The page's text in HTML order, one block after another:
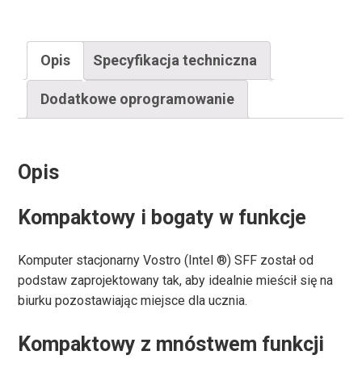
Opis Specyfikacja techniczna
Dodatkowe oprogramowanie
Opis
Kompaktowy i bogaty w funkcje
Komputer stacjonarny Vostro (Intel ®) SFF został od
podstaw zaprojektowany tak, aby idealnie mieścił się na
biurku pozostawiając miejsce dla ucznia.
Kompaktowy z mnóstwem funkcji